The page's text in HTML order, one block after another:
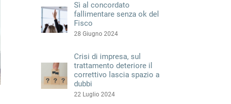
Sì al concordato
fallimentare senza ok del
Fisco
28 Giugno 2024
Crisi di impresa, sul
trattamento deteriore il
correttivo lascia spazio a
dubbi
22 Luglio 2024